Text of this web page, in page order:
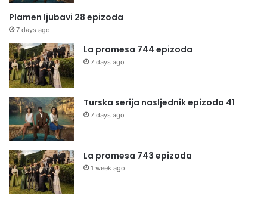
Plamen ljubavi 28 epizoda
7 days ago
La promesa 744 epizoda
7 days ago
Turska serija nasljednik epizoda 41
7 days ago
La promesa 743 epizoda
1 week ago